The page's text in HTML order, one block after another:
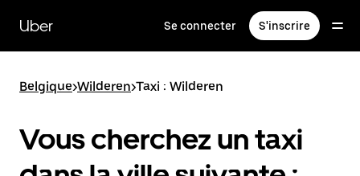
contenu
principal
Uber Se connecter S'inscrire
Belgique>Wilderen>Taxi : Wilderen
Vous cherchez un taxi